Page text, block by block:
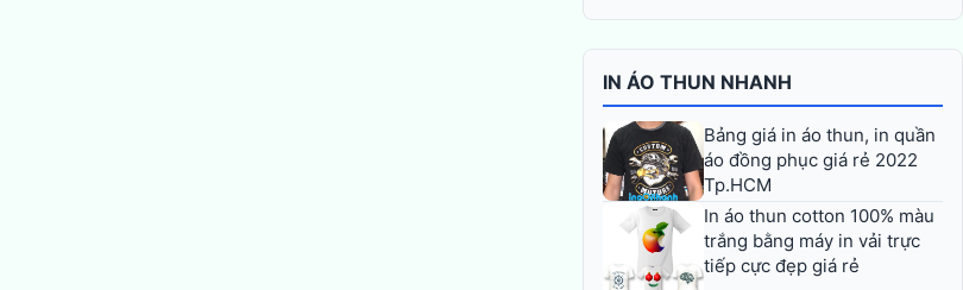
IN ÁO THUN NHANH
Bảng giá in áo thun, in quần
áo đồng phục giá rẻ 2022
Tp.HCM
In áo thun cotton 100% màu
trắng bằng máy in vải trực
tiếp cực đẹp giá rẻ